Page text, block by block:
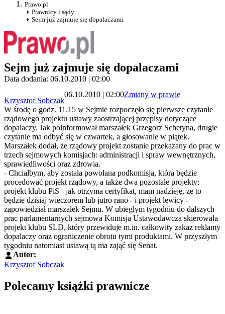
Prawo.pl
Prawnicy i sądy
Sejm już zajmuje się dopalaczami
Sejm już zajmuje się dopalaczami
Data dodania: 06.10.2010 | 02:00
Krzysztof Sobczak
06.10.2010 | 02:00Zmiany w prawie
W środę o godz. 11.15 w Sejmie rozpoczęło się pierwsze czytanie
rządowego projektu ustawy zaostrzającej przepisy dotyczące
dopalaczy. Jak poinformował marszałek Grzegorz Schetyna, drugie
czytanie ma odbyć się w czwartek, a głosowanie w piątek.
Marszałek dodał, że rządowy projekt zostanie przekazany do prac w
trzech sejmowych komisjach: administracji i spraw wewnętrznych,
sprawiedliwości oraz zdrowia.
- Chciałbym, aby została powołana podkomisja, która będzie
procedować projekt rządowy, a także dwa pozostałe projekty:
projekt klubu PiS - jak otrzyma certyfikat, mam nadzieję, że to
będzie dzisiaj wieczorem lub jutro rano - i projekt lewicy -
zapowiedział marszałek Sejmu. W ubiegłym tygodniu do dalszych
prac parlamentarnych sejmowa Komisja Ustawodawcza skierowała
projekt klubu SLD, który przewiduje m.in. całkowity zakaz reklamy
dopalaczy oraz ograniczenie obrotu tymi produktami. W przyszłym
tygodniu natomiast ustawą tą ma zająć się Senat.
Autor:
Krzysztof Sobczak
Polecamy książki prawnicze